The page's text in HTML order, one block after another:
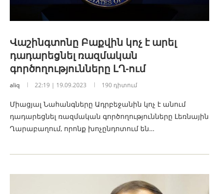
Վաշինգտոնը Բաքվին կոչ է արել
դադարեցնել ռազմական
գործողությունները ԼՂ-ում
aliq 22:19 | 19.09.2023 190 դիտում
Միացյալ Նահանգները Ադրբեջանին կոչ է անում
դադարեցնել ռազմական գործողությունները Լեռնային
Ղարաբաղում, որոնք խոչընդոտում են…